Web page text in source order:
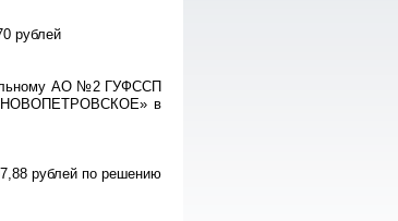
рублей
АО №2 ГУФССП
«НОВОПЕТРОВСКОЕ» в
рублей по решению